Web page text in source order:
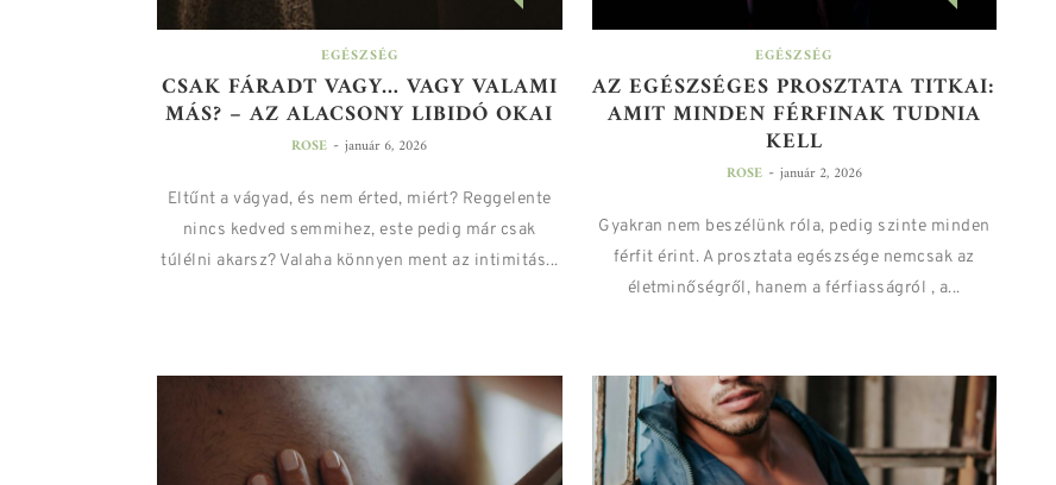
EGÉSZSÉG
CSAK FÁRADT VAGY… VAGY VALAMI
MÁS? – AZ ALACSONY LIBIDÓ OKAI
ROSE - január 6, 2026
Eltűnt a vágyad, és nem érted, miért? Reggelente
nincs kedved semmihez, este pedig már csak
túlélni akarsz? Valaha könnyen ment az intimitás...
EGÉSZSÉG
AZ EGÉSZSÉGES PROSZTATA TITKAI:
AMIT MINDEN FÉRFINAK TUDNIA
KELL
ROSE - január 2, 2026
Gyakran nem beszélünk róla, pedig szinte minden
férfit érint. A prosztata egészsége nemcsak az
életminőségről, hanem a férfiasságról , a...